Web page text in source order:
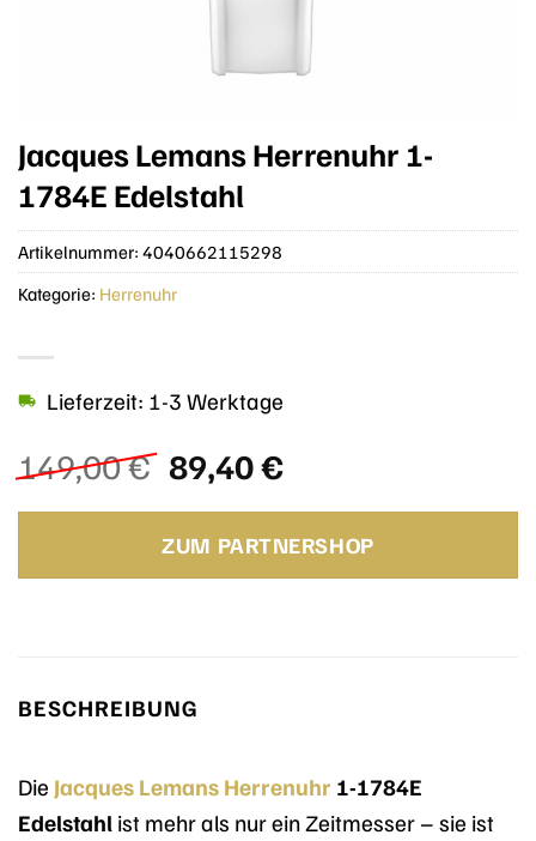
Jacques Lemans Herrenuhr 1-
1784E Edelstahl
149,00€ Ursprünglicher
Preis
war:
149,00 €
89,40€Aktueller
ist:
89,40 €.
Lieferzeit: 1-3 Werktage
ZUM PARTNERSHOP
Artikelnummer: 4040662115298
Kategorie: Herrenuhr
BESCHREIBUNG
Die Jacques Lemans Herrenuhr 1-1784E
Edelstahl ist mehr als nur ein Zeitmesser – sie ist